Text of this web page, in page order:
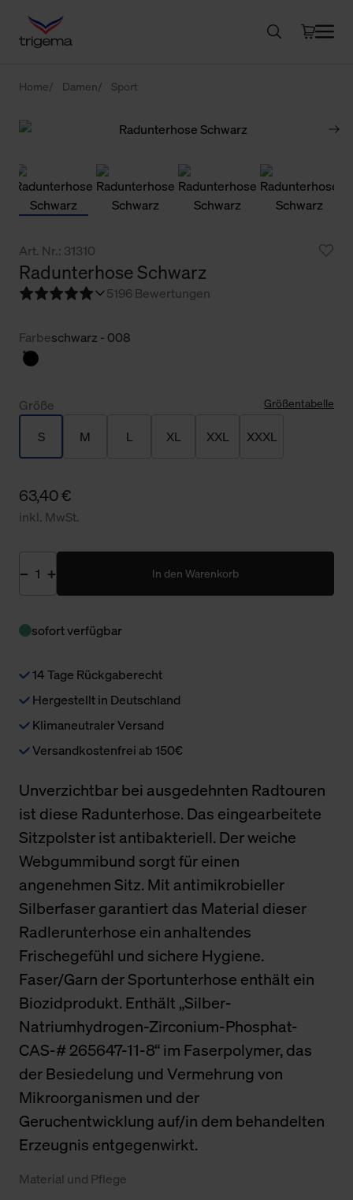
Home Damen Sport
Art. Nr.: 31310
Radunterhose Schwarz
5196 Bewertungen
Farbeschwarz - 008
Größe Größentabelle
S M L XL XXL XXXL
63,40 €
inkl. MwSt.
In den Warenkorb
sofort verfügbar
14 Tage Rückgaberecht
Hergestellt in Deutschland
Klimaneutraler Versand
Versandkostenfrei ab 150€
Unverzichtbar bei ausgedehnten Radtouren
ist diese Radunterhose. Das eingearbeitete
Sitzpolster ist antibakteriell. Der weiche
Webgummibund sorgt für einen
angenehmen Sitz. Mit antimikrobieller
Silberfaser garantiert das Material dieser
Radlerunterhose ein anhaltendes
Frischegefühl und sichere Hygiene.
Faser/Garn der Sportunterhose enthält ein
Biozidprodukt. Enthält „Silber-
Natriumhydrogen-Zirconium-Phosphat-
CAS-# 265647-11-8“ im Faserpolymer, das
der Besiedelung und Vermehrung von
Mikroorganismen und der
Geruchentwicklung auf/in dem behandelten
Erzeugnis entgegenwirkt.
Material und Pflege